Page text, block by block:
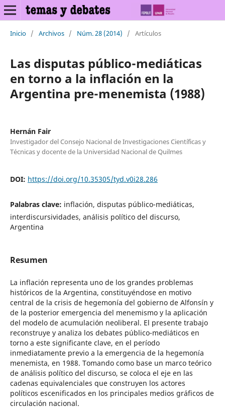
Inicio / Archivos / Núm. 28 (2014) / Artículos
Las disputas público-mediáticas
en torno a la inflación en la
Argentina pre-menemista (1988)
Hernán Fair
Investigador del Consejo Nacional de Investigaciones Científicas y
Técnicas y docente de la Universidad Nacional de Quilmes
DOI: https://doi.org/10.35305/tyd.v0i28.286
Palabras clave: inflación, disputas público-mediáticas,
interdiscursividades, análisis político del discurso,
Argentina
Resumen
La inflación representa uno de los grandes problemas
históricos de la Argentina, constituyéndose en motivo
central de la crisis de hegemonía del gobierno de Alfonsín y
de la posterior emergencia del menemismo y la aplicación
del modelo de acumulación neoliberal. El presente trabajo
reconstruye y analiza los debates público-mediáticos en
torno a este significante clave, en el período
inmediatamente previo a la emergencia de la hegemonía
menemista, en 1988. Tomando como base un marco teórico
de análisis político del discurso, se coloca el eje en las
cadenas equivalenciales que construyen los actores
políticos escenificados en los principales medios gráficos de
circulación nacional.